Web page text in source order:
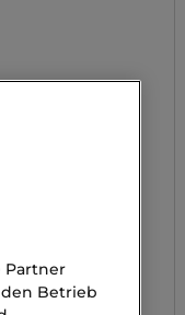
Partner
Betrieb